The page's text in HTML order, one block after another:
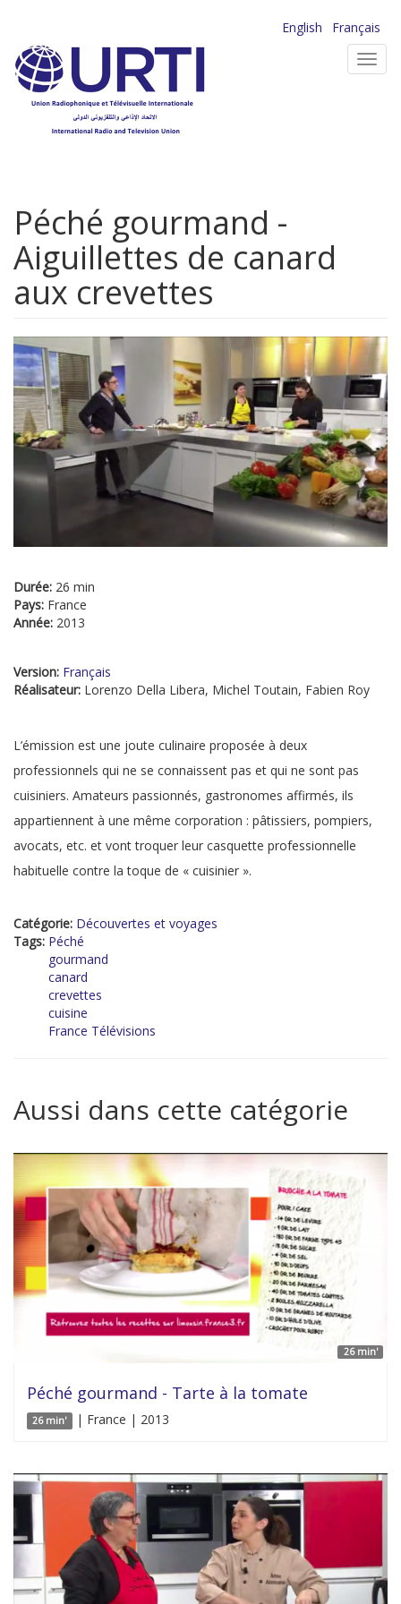
contenu
principal
English
Français
Péché gourmand -
Aiguillettes de canard
aux crevettes
Durée: 26 min
Pays: France
Année: 2013
Version: Français
Réalisateur: Lorenzo Della Libera, Michel Toutain, Fabien Roy
L’émission est une joute culinaire proposée à deux
professionnels qui ne se connaissent pas et qui ne sont pas
cuisiniers. Amateurs passionnés, gastronomes affirmés, ils
appartiennent à une même corporation : pâtissiers, pompiers,
avocats, etc. et vont troquer leur casquette professionnelle
habituelle contre la toque de « cuisinier ».
Catégorie: Découvertes et voyages
Tags: Péché
gourmand
canard
crevettes
cuisine
France Télévisions
Aussi dans cette catégorie
26 min'
Péché gourmand - Tarte à la tomate
26 min' | France | 2013